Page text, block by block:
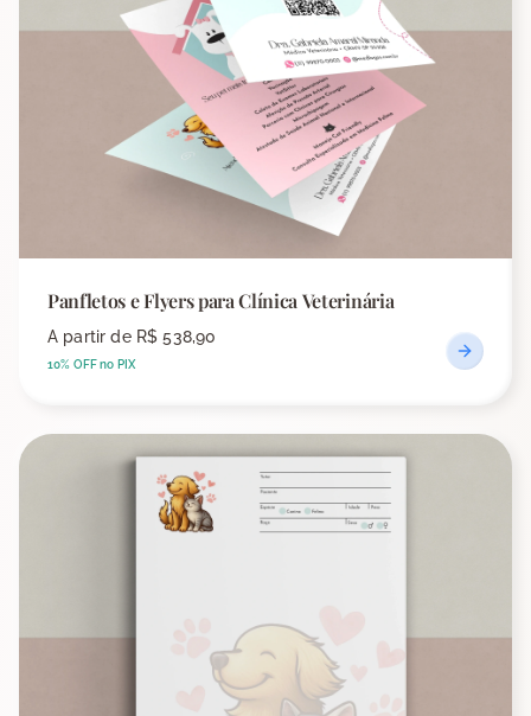
Panfletos e Flyers para Clínica Veterinária
A partir de R$ 538,90
10% OFF no PIX